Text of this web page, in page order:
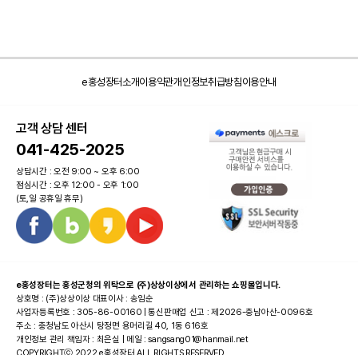
e홍성장터소개이용약관개인정보취급방침이용안내
고객 상담 센터
041-425-2025
상담시간 : 오전 9:00 ~ 오후 6:00
점심시간 : 오후 12:00 - 오후 1:00
(토,일 공휴일 휴무)
e홍성장터는 홍성군청의 위탁으로 (주)상상이상에서 관리하는 쇼핑몰입니다.
상호명 : (주)상상이상 대표이사 : 송임순
사업자등록번호 : 305-86-00160 | 통신판매업 신고 : 제2026-충남아산-0096호
주소 : 충청남도 아산시 탕정면 용머리길 40, 1동 616호
개인정보 관리 책임자 : 최은실 | 메일 : sangsang01@hanmail.net
COPYRIGHTⓒ 2022 e홍성장터 ALL RIGHTS RESERVED.